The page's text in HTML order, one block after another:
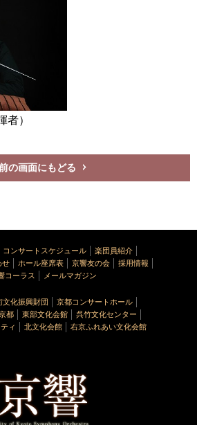
者）
の画面にもどる
コンサートスケジュール
楽団員紹介
せ
ホール座席表 京響友の会
採用情報
コーラス
メールマガジン
文化振興財団
京都コンサートホール
都
東部文化会館
呉竹文化センター
ィ
北文化会館 右京ふれあい文化会館